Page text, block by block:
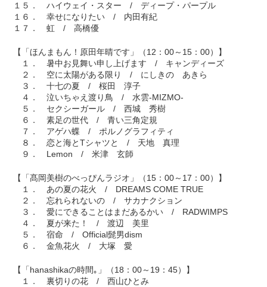
１５． ハイウェイ・スター / ディープ・パープル
１６． 幸せになりたい / 内田有紀
１７． 虹 / 高橋優
【「ほんまもん！原田年晴です」（12：00～15：00）】
１． 暑中お見舞い申し上げます / キャンディーズ
２． 空に太陽がある限り / にしきの あきら
３． 十七の夏 / 桜田 淳子
４． 泣いちゃえ渡り鳥 / 水雲-MIZMO-
５． セクシーガール / 西城 秀樹
６． 素足の世代 / 青い三角定規
７． アゲハ蝶 / ポルノグラフィティ
８． 恋と海とTシャツと / 天地 真理
９． Lemon / 米津 玄師
【「髙岡美樹のべっぴんラジオ」（15：00～17：00）】
１． あの夏の花火 / DREAMS COME TRUE
２． 忘れられないの / サカナクション
３． 愛にできることはまだあるかい / RADWIMPS
４． 夏が来た！ / 渡辺 美里
５． 宿命 / Official髭男dism
６． 金魚花火 / 大塚 愛
【「hanashikaの時間｡」（18：00～19：45）】
１． 裏切りの花 / 西山ひとみ